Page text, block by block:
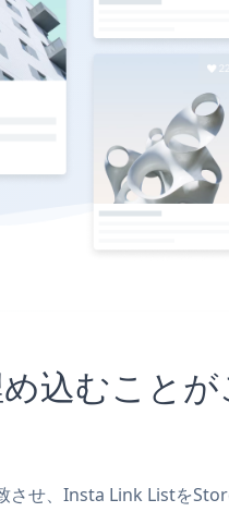
むことが
せ、Insta Link Listを